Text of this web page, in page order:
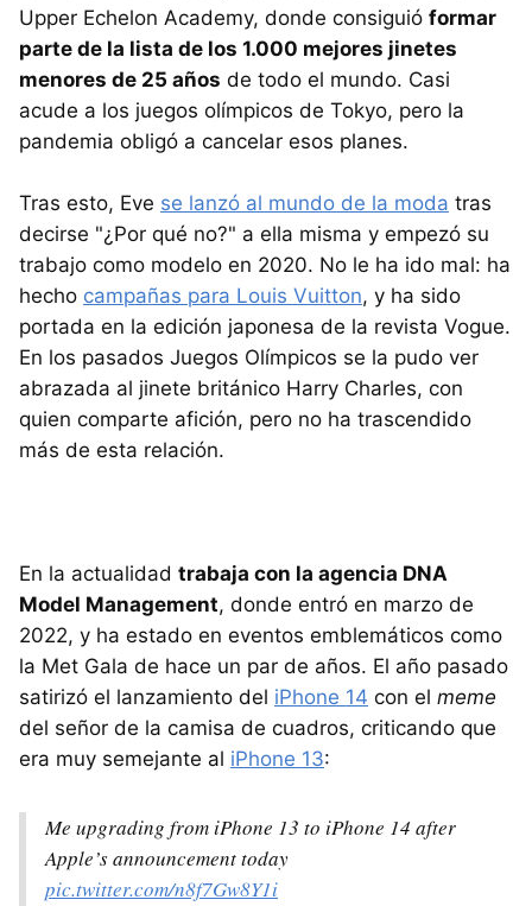
Upper Echelon Academy, donde consiguió formar
parte de la lista de los 1.000 mejores jinetes
menores de 25 años de todo el mundo. Casi
acude a los juegos olímpicos de Tokyo, pero la
pandemia obligó a cancelar esos planes.
Tras esto, Eve se lanzó al mundo de la moda tras
decirse "¿Por qué no?" a ella misma y empezó su
trabajo como modelo en 2020. No le ha ido mal: ha
hecho campañas para Louis Vuitton, y ha sido
portada en la edición japonesa de la revista Vogue.
En los pasados Juegos Olímpicos se la pudo ver
abrazada al jinete británico Harry Charles, con
quien comparte afición, pero no ha trascendido
más de esta relación.
En la actualidad trabaja con la agencia DNA
Model Management, donde entró en marzo de
2022, y ha estado en eventos emblemáticos como
la Met Gala de hace un par de años. El año pasado
satirizó el lanzamiento del iPhone 14 con el meme
del señor de la camisa de cuadros, criticando que
era muy semejante al iPhone 13:
Me upgrading from iPhone 13 to iPhone 14 after
Apple’s announcement today
pic.twitter.com/n8f7Gw8Y1i